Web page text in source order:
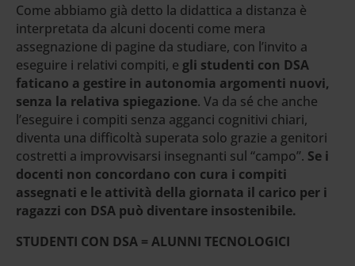
Come abbiamo già detto la didattica a distanza è
interpretata da alcuni docenti come mera
assegnazione di pagine da studiare, con l’invito a
eseguire i relativi compiti, e gli studenti con DSA
faticano a gestire in autonomia argomenti nuovi,
senza la relativa spiegazione. Va da sé che anche
l’eseguire i compiti senza agganci cognitivi chiari,
diventa una difficoltà superata solo grazie a genitori
costretti a improvvisarsi insegnanti sul “campo”. Se i
docenti non concordano con cura i compiti
assegnati e le attività della giornata il carico per i
ragazzi con DSA può diventare insostenibile.
STUDENTI CON DSA = ALUNNI TECNOLOGICI